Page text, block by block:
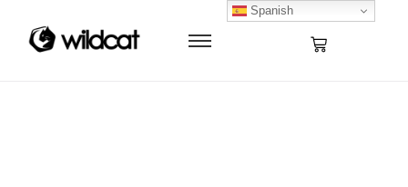
Spanish